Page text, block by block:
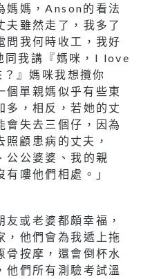
媽媽，Anson的看法
夫雖然走了，我多了
問我何時收工，我好
同我講『媽咪，I love
』媽咪我想攬你
個單親媽似乎有些東
多，相反，若她的丈
會失去三個仔，因為
顧患病的丈夫，
公公婆婆、我的親
嘍他們相處。」
或老婆都頗幸福，
，他們會為我遞上拖
骨按摩，還會倒杯水
他們所有測驗考試溫